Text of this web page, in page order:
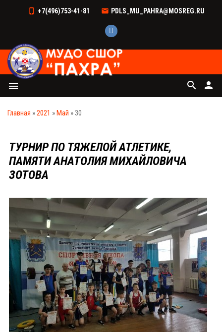
+7(496)753-41-81 PDLS_MU_PAHRA@MOSREG.RU
menu person
search
Главная »2021 »Май »30
ТУРНИР ПО ТЯЖЕЛОЙ АТЛЕТИКЕ,
ПАМЯТИ АНАТОЛИЯ МИХАЙЛОВИЧА
ЗОТОВА